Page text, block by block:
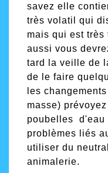
savez elle
très volatil qui
mais qui est
aussi vous
tard la veille de
de le faire
les
masse)
poubelles d'eau
problèmes liés
utiliser du
animalerie.